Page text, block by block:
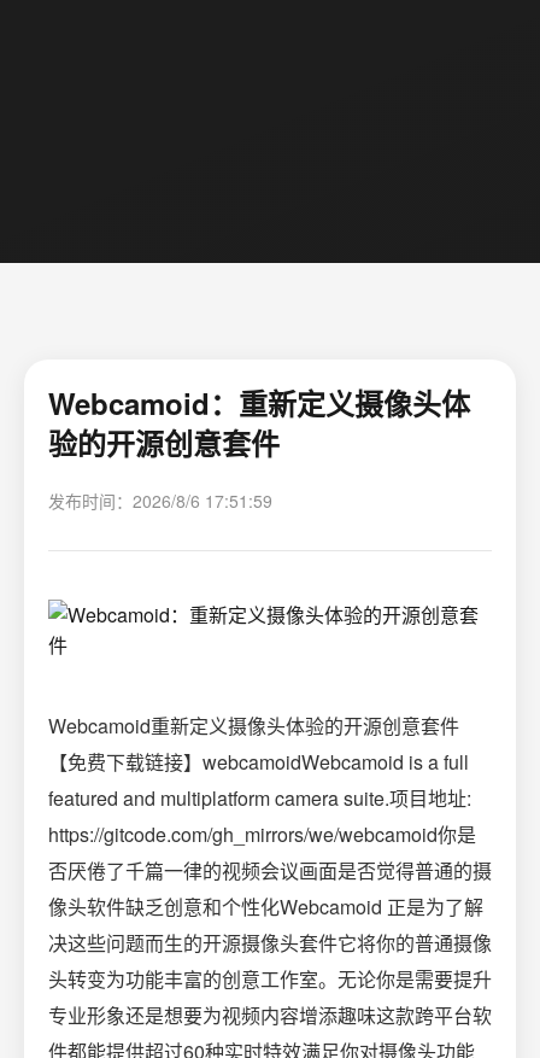
Webcamoid：重新定义摄像头体
验的开源创意套件
发布时间：2026/8/6 17:51:59
Webcamoid重新定义摄像头体验的开源创意套件
【免费下载链接】webcamoidWebcamoid is a full
featured and multiplatform camera suite.项目地址:
https://gitcode.com/gh_mirrors/we/webcamoid你是
否厌倦了千篇一律的视频会议画面是否觉得普通的摄
像头软件缺乏创意和个性化Webcamoid 正是为了解
决这些问题而生的开源摄像头套件它将你的普通摄像
头转变为功能丰富的创意工作室。无论你是需要提升
专业形象还是想要为视频内容增添趣味这款跨平台软
件都能提供超过60种实时特效满足你对摄像头功能